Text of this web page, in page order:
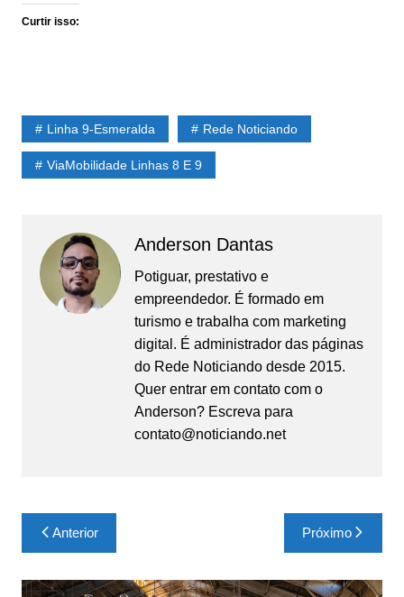
Curtir isso:
Linha 9-Esmeralda Rede Noticiando
ViaMobilidade Linhas 8 E 9
Anderson Dantas
Potiguar, prestativo e
empreendedor. É formado em
turismo e trabalha com marketing
digital. É administrador das páginas
do Rede Noticiando desde 2015.
Quer entrar em contato com o
Anderson? Escreva para
contato@noticiando.net
Navegação
de
Post
Anterior Próximo